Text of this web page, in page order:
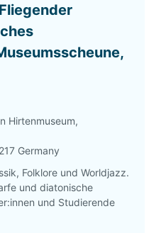
Hirtenmuseum,
Germany
Folklore und Worldjazz.
und diatonische
und Studierende